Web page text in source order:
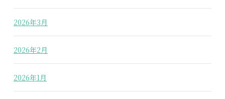
2026年3月
2026年2月
2026年1月